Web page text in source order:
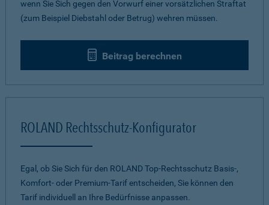
wenn Sie Sich gegen den Vorwurf einer vorsätzlichen Straftat
(zum Beispiel Diebstahl oder Betrug) wehren müssen.
Beitrag berechnen
ROLAND Rechtsschutz-Konfigurator
Egal, ob Sie Sich für den ROLAND Top-Rechtsschutz Basis-,
Komfort- oder Premium-Tarif entscheiden, Sie können den
Tarif individuell an Ihre Bedürfnisse anpassen.